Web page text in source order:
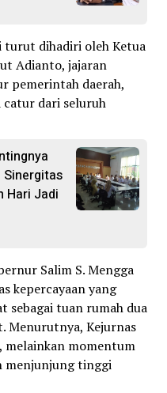
turut dihadiri oleh Ketua
Adianto, jajaran
pemerintah daerah,
catur dari seluruh
Sinergitas
Hari Jadi
Salim S. Mengga
kepercayaan yang
sebagai tuan rumah dua
Menurutnya, Kejurnas
melainkan momentum
menjunjung tinggi